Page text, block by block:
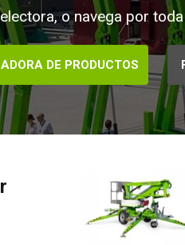
o navega por
DE PRODUCTOS